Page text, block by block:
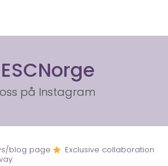
ESCNorge
på Instagram
blog page
Exclusive collaboration